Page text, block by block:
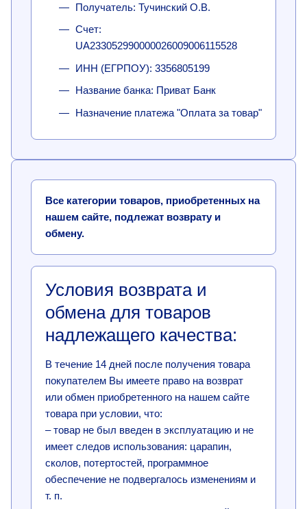
Получатель: Тучинский О.В.
Счет:
UA233052990000026009006115528
ИНН (ЕГРПОУ): 3356805199
Название банка: Приват Банк
Назначение платежа "Оплата за товар"
Все категории товаров, приобретенных на
нашем сайте, подлежат возврату и
обмену.
Условия возврата и
обмена для товаров
надлежащего качества:
В течение 14 дней после получения товара
покупателем Вы имеете право на возврат
или обмен приобретенного на нашем сайте
товара при условии, что:
– товар не был введен в эксплуатацию и не
имеет следов использования: царапин,
сколов, потертостей, программное
обеспечение не подвергалось изменениям и
т. п.